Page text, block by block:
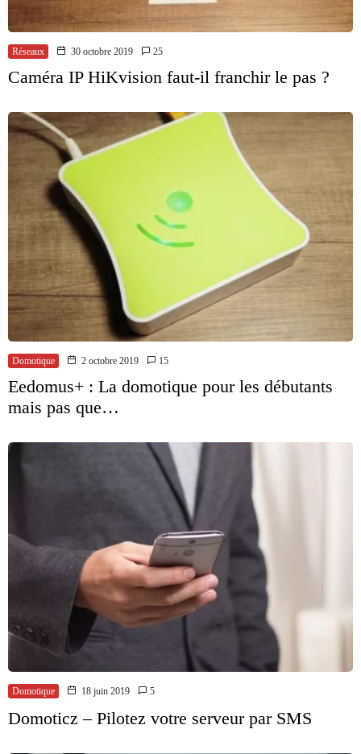
Réseaux 30 octobre 2019 25
Caméra IP HiKvision faut-il franchir le pas ?
Domotique 2 octobre 2019 15
Eedomus+ : La domotique pour les débutants
mais pas que…
Domotique 18 juin 2019 5
Domoticz – Pilotez votre serveur par SMS